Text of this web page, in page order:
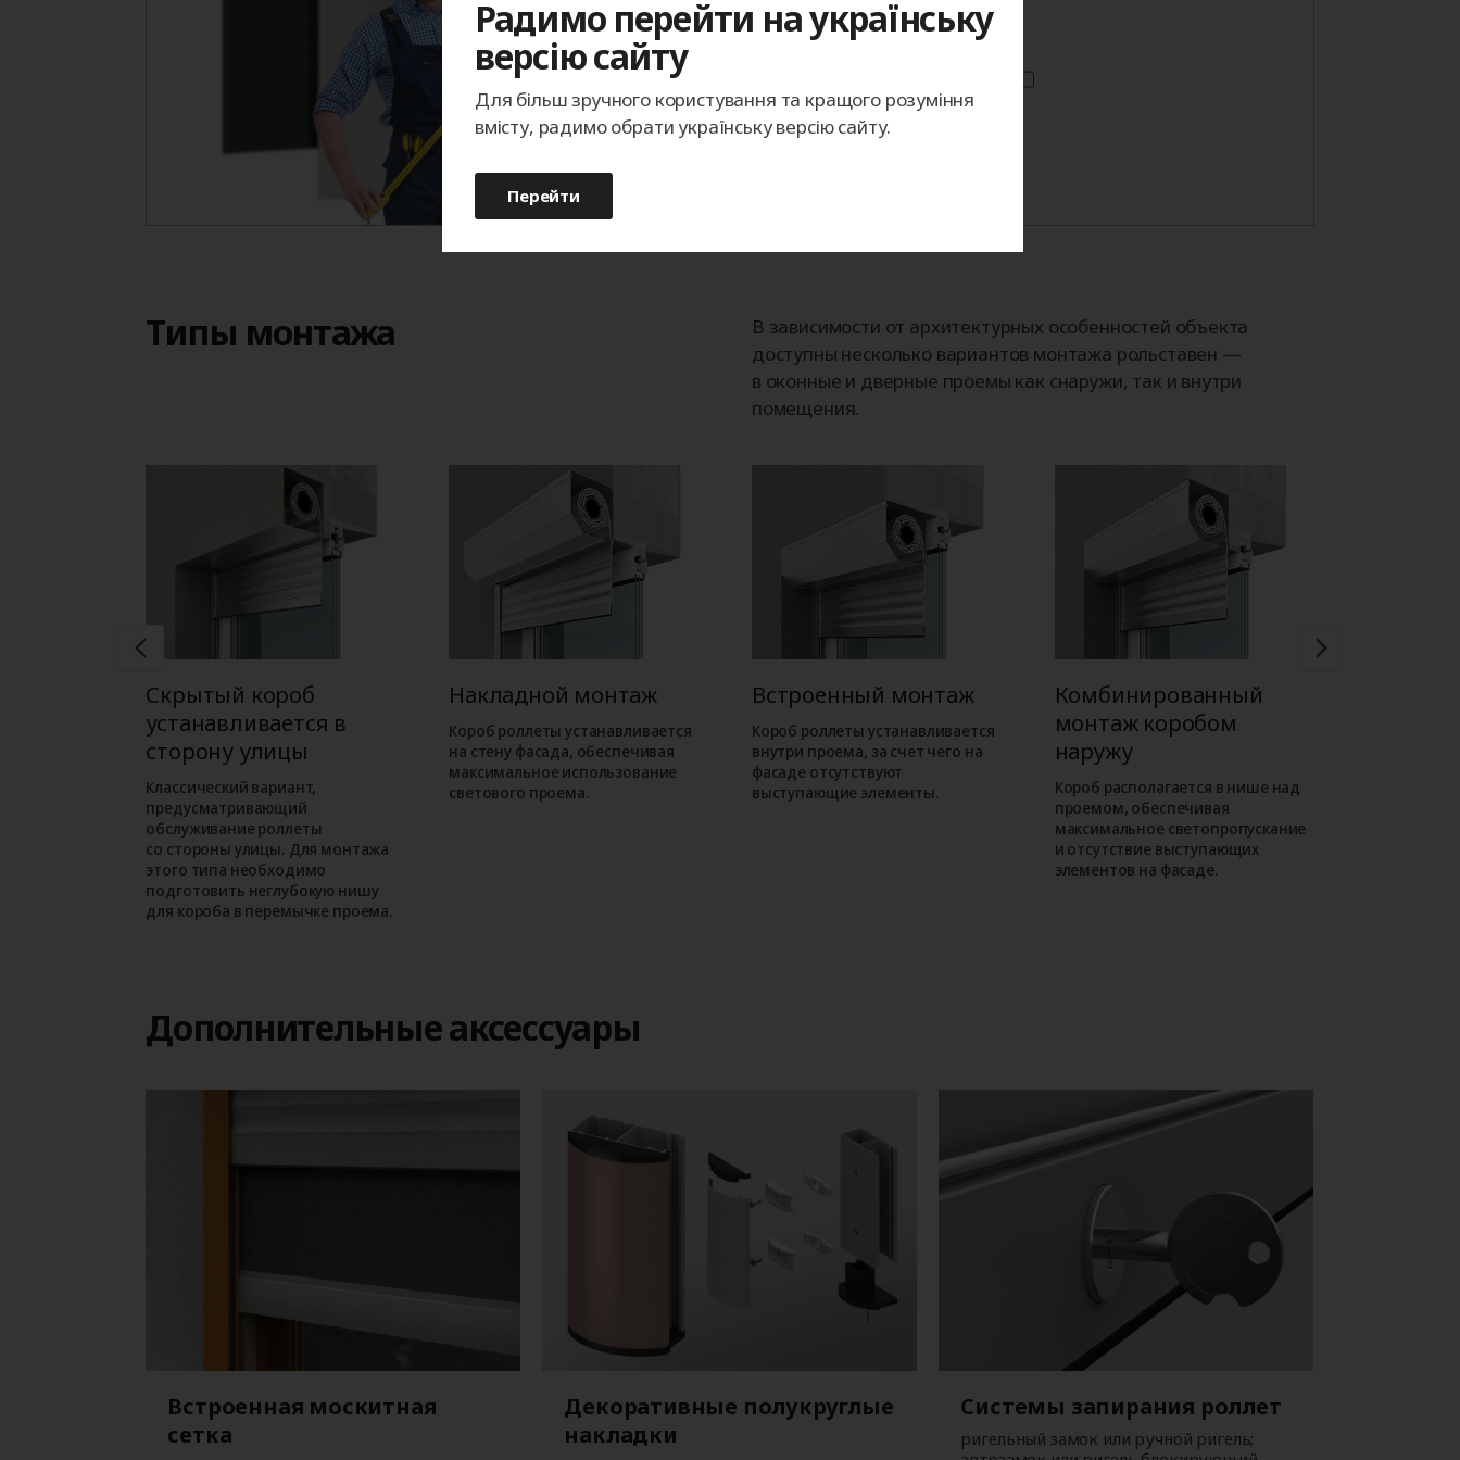
Телефон
Типы монтажа
В зависимости от архитектурных особенностей объекта
доступны несколько вариантов монтажа рольставен —
в оконные и дверные проемы как снаружи, так и внутри
помещения.
Скрытый короб
устанавливается в
сторону улицы
Классический вариант,
предусматривающий
обслуживание роллеты
со стороны улицы. Для монтажа
этого типа необходимо
подготовить неглубокую нишу
для короба в перемычке проема.
Накладной монтаж
Короб роллеты устанавливается
на стену фасада, обеспечивая
максимальное использование
светового проема.
Встроенный монтаж
Короб роллеты устанавливается
внутри проема, за счет чего на
фасаде отсутствуют
выступающие элементы.
Комбинированный
монтаж коробом
наружу
Короб располагается в нише над
проемом, обеспечивая
максимальное светопропускание
и отсутствие выступающих
элементов на фасаде.
Дополнительные аксессуары
Встроенная москитная
сетка
Декоративные полукруглые
накладки
Системы запирания роллет
ригельный замок или ручной ригель;
Радимо перейти на українську
версію сайту
Для більш зручного користування та кращого розуміння
вмісту, радимо обрати українську версію сайту.
Перейти